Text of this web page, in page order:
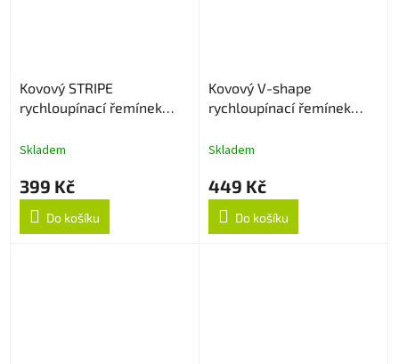
Kovový STRIPE
rychloupínací řemínek
Skladem
399 Kč
Do košíku
Kovový V-shape
rychloupínací řemínek
Skladem
449 Kč
Do košíku